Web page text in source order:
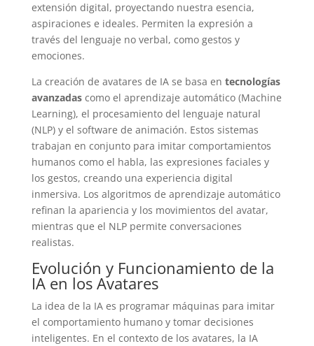
extensión digital, proyectando nuestra esencia,
aspiraciones e ideales. Permiten la expresión a
través del lenguaje no verbal, como gestos y
emociones.
La creación de avatares de IA se basa en tecnologías
avanzadascomo el aprendizaje automático (Machine
Learning), el procesamiento del lenguaje natural
(NLP) y el software de animación. Estos sistemas
trabajan en conjunto para imitar comportamientos
humanos como el habla, las expresiones faciales y
los gestos, creando una experiencia digital
inmersiva. Los algoritmos de aprendizaje automático
refinan la apariencia y los movimientos del avatar,
mientras que el NLP permite conversaciones
realistas.
Evolución y Funcionamiento de la
IA en los Avatares
La idea de la IA es programar máquinas para imitar
el comportamiento humano y tomar decisiones
inteligentes. En el contexto de los avatares, la IA